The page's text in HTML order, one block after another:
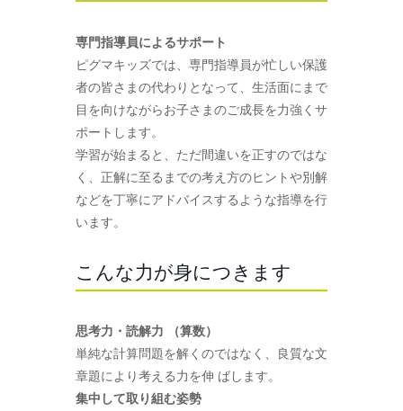
専門指導員によるサポート
ピグマキッズでは、専門指導員が忙しい保護
者の皆さまの代わりとなって、生活面にまで
目を向けながらお子さまのご成長を力強くサ
ポートします。
学習が始まると、ただ間違いを正すのではな
く、正解に至るまでの考え方のヒントや別解
などを丁寧にアドバイスするような指導を行
います。
こんな力が身につきます
思考力・読解力 （算数）
単純な計算問題を解くのではなく、良質な文
章題により考える力を伸 ばします。
集中して取り組む姿勢